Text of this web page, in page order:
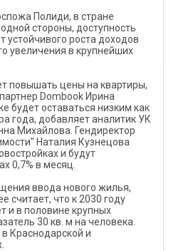
Полиди, в стране
стороны, доступность
устойчивого роста доходов
увеличения в крупнейших
повышать цены на квартиры,
Dombook Ирина
будет оставаться низким как
года, добавляет аналитик УК
Михайлова. Гендиректор
Наталия Кузнецова
и будут
0,7% в месяц.
ввода нового жилья,
считает, что к 2030 году
и в половине крупных
30 кв. м на человека.
Краснодарской и